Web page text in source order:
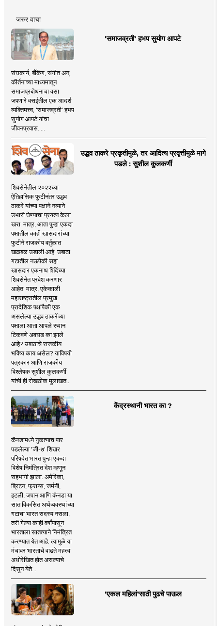
जरुर वाचा
'समाजव्रती' हभप सुयोग आपटे
संघकार्य, बँकिंग, संगीत अन्
कीर्तनाच्या माध्यमातून
समाजप्रबोधनाचा वसा
जपणारे वसईतील एक आदर्श
व्यक्तिमत्त्व, 'समाजव्रती' हभप
सुयोग आपटे यांचा
जीवनप्रवास.....
उद्धव ठाकरे प्रकृतीमुळे, तर आदित्य प्रवृत्तीमुळे मागे
पडले : सुशील कुलकर्णी
शिवसेनेतील २०२२च्या
ऐतिहासिक फुटीनंतर उद्धव
ठाकरे यांच्या पक्षाने नव्याने
उभारी घेण्याचा प्रयत्न केला
खरा. मात्र, आता पुन्हा एकदा
पक्षातील काही खासदारांच्या
फुटीने राजकीय वर्तुळात
खळबळ उडाली आहे. उबाठा
गटातील नऊपैकी सहा
खासदार एकनाथ शिंदेंच्या
शिवसेनेत प्रवेश करणार
आहेत. मात्र, एकेकाळी
महाराष्ट्रातील प्रमुख
प्रादेशिक पक्षांपैकी एक
असलेल्या उद्धव ठाकरेंच्या
पक्षाला आता आपले स्थान
टिकवणे अवघड का झाले
आहे? उबाठाचे राजकीय
भविष्य काय असेल? याविषयी
पत्रकार आणि राजकीय
विश्लेषक सुशील कुलकर्णी
यांची ही रोखठोक मुलाखत..
केंद्रस्थानी भारत का ?
कॅनडामध्ये नुकत्याच पार
पडलेल्या 'जी-७' शिखर
परिषदेत भारत पुन्हा एकदा
विशेष निमंत्रित देश म्हणून
सहभागी झाला. अमेरिका,
ब्रिटन, फ्रान्स, जर्मनी,
इटली, जपान आणि कॅनडा या
सात विकसित अर्थव्यवस्थांच्या
गटाचा भारत सदस्य नसला,
तरी गेल्या काही वर्षांपासून
भारताला सातत्याने निमंत्रित
करण्यात येत आहे. त्यामुळे या
मंचावर भारताचे वाढते महत्त्व
अधोरेखित होत असल्याचे
दिसून येते...
'एकल महिलां'साठी पुढचे पाऊल